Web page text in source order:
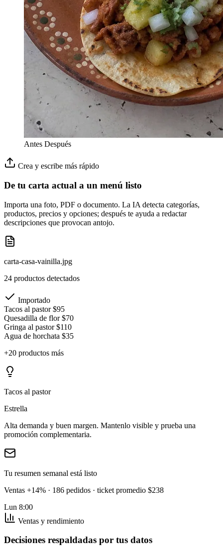
Antes Después
Crea y escribe más rápido
De tu carta actual a un menú listo
Importa una foto, PDF o documento. La IA detecta categorías,
productos, precios y opciones; después te ayuda a redactar
descripciones que provocan antojo.
carta-casa-vainilla.jpg
24 productos detectados
Importado
Tacos al pastor $95
Quesadilla de flor $70
Gringa al pastor $110
Agua de horchata $35
+20 productos más
Tacos al pastor
Estrella
Alta demanda y buen margen. Mantenlo visible y prueba una
promoción complementaria.
Tu resumen semanal está listo
Ventas +14% · 186 pedidos · ticket promedio $238
Lun 8:00
Ventas y rendimiento
Decisiones respaldadas por tus datos